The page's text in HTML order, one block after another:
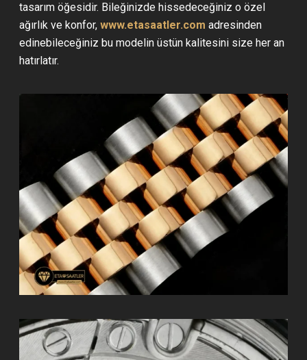
tasarım öğesidir. Bileğinizde hissedeceğiniz o özel
ağırlık ve konfor,www.etasaatler.com adresinden
edinebileceğiniz bu modelin üstün kalitesini size her an
hatırlatır.